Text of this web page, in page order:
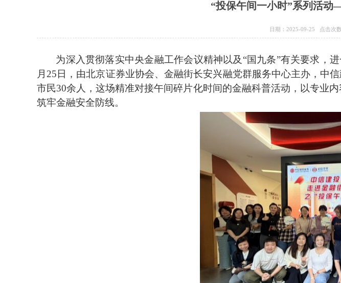
“投保午间一小时”系列活
日期：2025-09-25 点击次数
为深入贯彻落实中央金融工作会议精神以及“国九条”有关要求，
月25日，由北京证券业协会、金融街长安兴融党群服务中心主办，中
市民30余人，这场精准对接午间碎片化时间的金融科普活动，以专业
筑牢金融安全防线。